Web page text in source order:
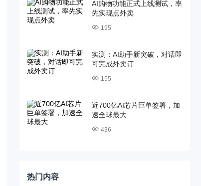
AI购物功能正式上线测试，率
先实现点外卖
195
实测：AI助手新突破，对话即
可完成外卖订
155
近700亿AI芯片巨单签署，加
速全球最大
436
热门内容